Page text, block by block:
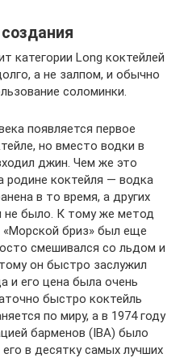
категории Long коктейлей
а не залпом, и обычно
соломинки.
появляется первое
но вместо водки в
джин. Чем же это
коктейля — водка
в то время, а других
не было. К тому же метод
«Морской бриз» был еще
смешивался со льдом и
он быстро заслужил
и его цена была очень
быстро коктейль
по миру, а в 1974 году
барменов (IBA) было
в десятку самых лучших